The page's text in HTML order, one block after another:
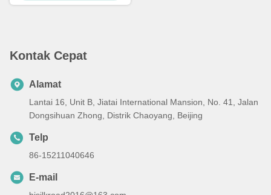
Kontak Cepat
Alamat
Lantai 16, Unit B, Jiatai International Mansion, No. 41, Jalan
Dongsihuan Zhong, Distrik Chaoyang, Beijing
Telp
86-15211040646
E-mail